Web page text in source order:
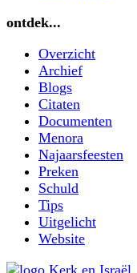
ontdek...
Overzicht
Archief
Blogs
Citaten
Documenten
Menora
Najaarsfeesten
Preken
Schuld
Tips
Uitgelicht
Website